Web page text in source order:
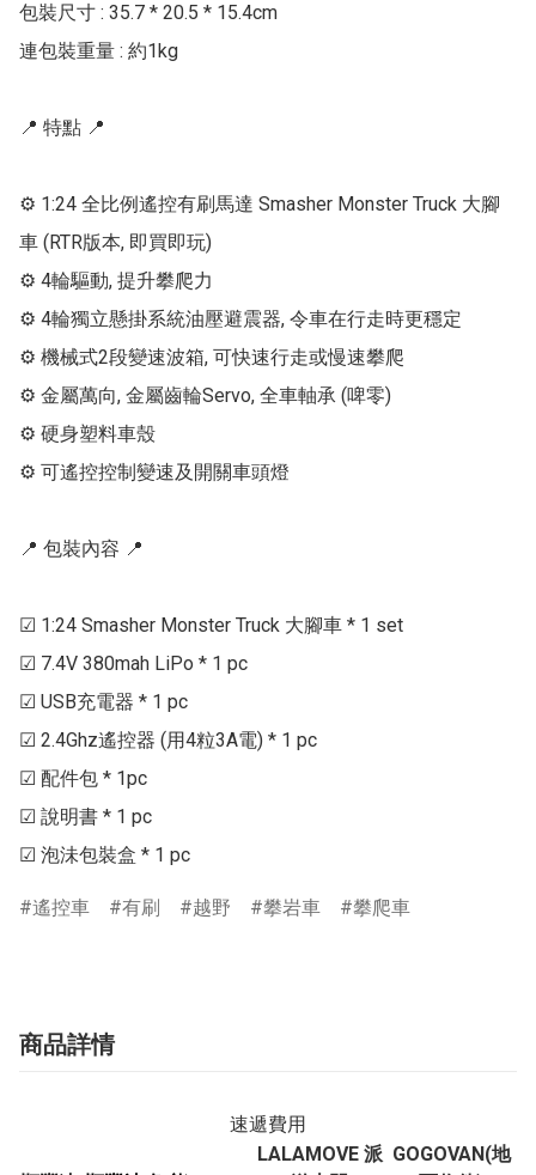
包裝尺寸 : 35.7 * 20.5 * 15.4cm
連包裝重量 : 約1kg
📍 特點 📍
⚙ 1:24 全比例遙控有刷馬達 Smasher Monster Truck 大腳
車 (RTR版本, 即買即玩)
⚙ 4輪驅動, 提升攀爬力
⚙ 4輪獨立懸掛系統油壓避震器, 令車在行走時更穩定
⚙ 機械式2段變速波箱, 可快速行走或慢速攀爬
⚙ 金屬萬向, 金屬齒輪Servo, 全車軸承 (啤零)
⚙ 硬身塑料車殼
⚙ 可遙控控制變速及開關車頭燈
📍 包裝內容 📍
☑ 1:24 Smasher Monster Truck 大腳車 * 1 set
☑ 7.4V 380mah LiPo * 1 pc
☑ USB充電器 * 1 pc
☑ 2.4Ghz遙控器 (用4粒3A電) * 1 pc
☑ 配件包 * 1pc
☑ 說明書 * 1 pc
遙控車 有刷 越野 攀岩車 攀爬車
商品詳情
速遞費用
LALAMOVE 派 GOGOVAN(地